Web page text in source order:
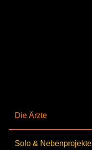
Die Ärzte
Solo & Nebenprojekte